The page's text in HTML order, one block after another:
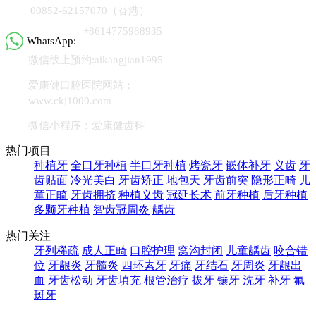
00852-62157070（香港）
WhatsApp:
+8614775988935
微信线上预约:aikangjian1995
爱康健口腔医院网站：
www.ckj1000.com
微信小程序：爱康健齿科
热门项目
种植牙 全口牙种植 半口牙种植 烤瓷牙 嵌体补牙 义齿 牙
齿贴面 冷光美白 牙齿矫正 地包天 牙齿前突 隐形正畸 儿
童正畸 牙齿拥挤 种植义齿 冠延长术 前牙种植 后牙种植
多颗牙种植 智齿冠周炎 龋齿
热门关注
牙列稀疏 成人正畸 口腔护理 窝沟封闭 儿童龋齿 咬合错
位 牙龈炎 牙髓炎 四环素牙 牙痛 牙结石 牙周炎 牙龈出
血 牙齿松动 牙齿填充 根管治疗 拔牙 镶牙 洗牙 补牙 氟
斑牙